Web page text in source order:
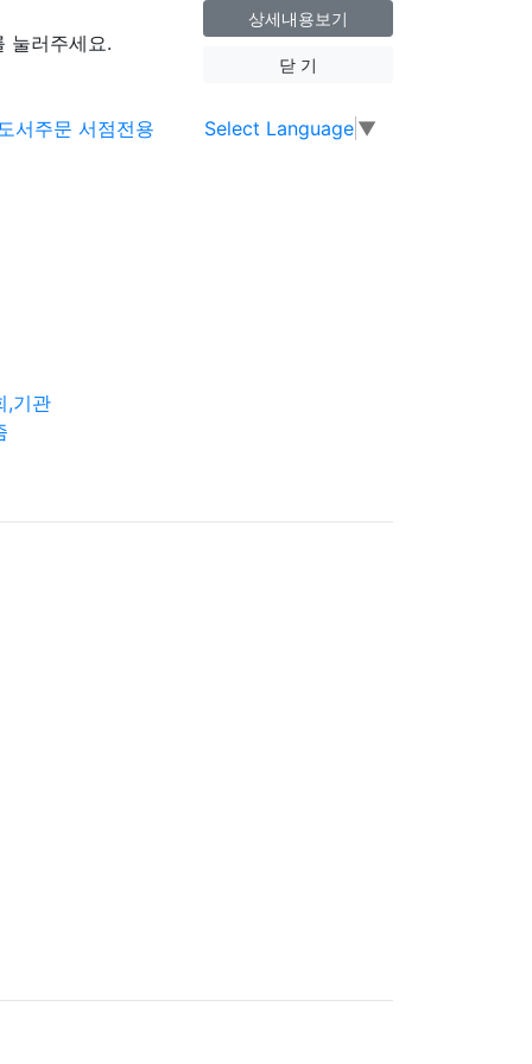
눌러주세요.
상세내용보기
닫 기
Select Language ▼
,기관